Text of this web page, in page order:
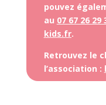
pouvez
au 07 67 26 29
kids.fr.
Retrouvez le
l’association :